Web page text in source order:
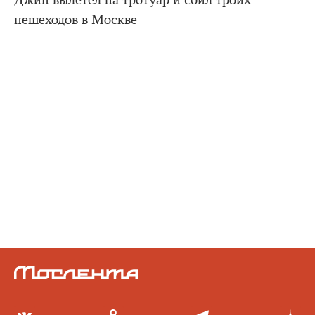
пешеходов в Москве